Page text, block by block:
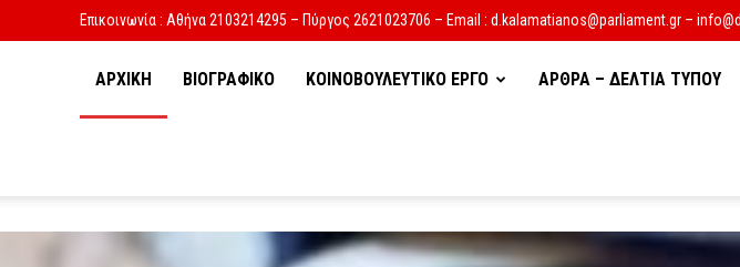
Επικοινωνία : Αθήνα 2103214295 – Πύργος 2621023706 – Email : d.kalamatianos@parliament.gr –
ΑΡΧΙΚΗ ΒΙΟΓΡΑΦΙΚΟ ΚΟΙΝΟΒΟΥΛΕΥΤΙΚΟ ΕΡΓΟ ΑΡΘΡΑ – ΔΕΛΤΙΑ ΤΥΠΟΥ